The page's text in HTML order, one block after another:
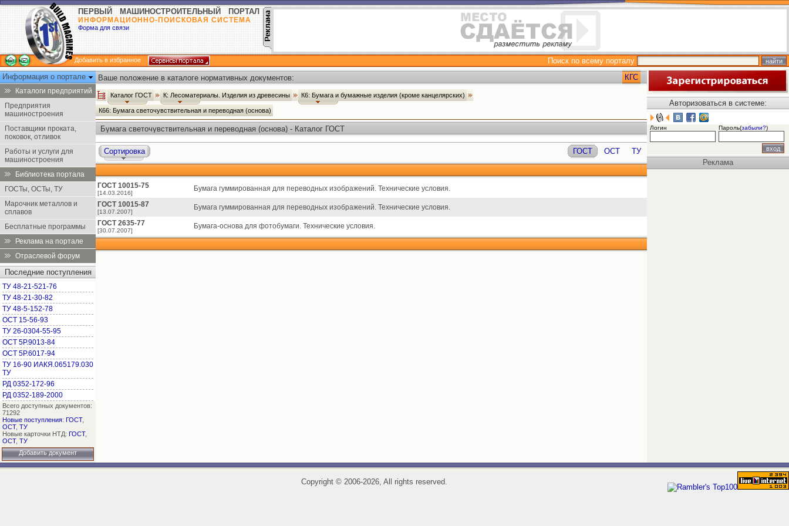
ПЕРВЫЙ МАШИНОСТРОИТЕЛЬНЫЙ ПОРТАЛ
ИНФОРМАЦИОННО-ПОИСКОВАЯ СИСТЕМА
Форма для связи
Добавить в избранное
Поиск по всему порталу
Информация о портале
Каталоги предприятий
Предприятия
машиностроения
Поставщики проката,
поковок, отливок
Работы и услуги для
машиностроения
Библиотека портала
ГОСТы, ОСТы, ТУ
Марочник металлов и
сплавов
Бесплатные программы
Реклама на портале
Отраслевой форум
Последние поступления
ТУ 48-21-521-76
ТУ 48-21-30-82
ТУ 48-5-152-78
ОСТ 15-56-93
ТУ 26-0304-55-95
ОСТ 5Р.9013-84
ОСТ 5Р.6017-94
ТУ 16-90 ИАКЯ.065179.030
ТУ
РД 0352-172-96
РД 0352-189-2000
Всего доступных документов:
71292
Новые поступления: ГОСТ,
ОСТ, ТУ
Новые карточки НТД: ГОСТ,
ОСТ, ТУ
Добавить документ
Ваше положение в каталоге нормативных документов: КГС
Каталог ГОСТ К: Лесоматериалы. Изделия из древесины К6: Бумага и бумажные изделия (кроме канцелярских)
К66: Бумага светочувствительная и переводная (основа)
Бумага светочувствительная и переводная (основа) - Каталог ГОСТ
Сортировка ГОСТ ОСТ ТУ
ГОСТ 10015-75
[14.03.2016]
Бумага гуммированная для переводных изображений. Технические условия.
ГОСТ 10015-87
[13.07.2007]
Бумага гуммированная для переводных изображений. Технические условия.
ГОСТ 2635-77
[30.07.2007]
Бумага-основа для фотобумаги. Технические условия.
Авторизоваться в системе:
Логин Пароль(забыли?)
Реклама
Copyright ©2006-2026, All rights reserved.